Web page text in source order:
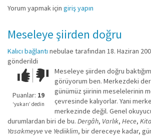
Yorum yapmak için giriş yapın
Meseleye şiirden doğru
Kalıcı bağlantı nebulae tarafından 18. Haziran
gönderildi
Çok iyi!O
kadar
iyi
değil!
Puanlar: 19
‘yukarı’ dedin
Meseleye şiirden doğru
görüyorum ben. Merkezdeki
günümüz şiirinin meselelerinin
çevresinde kalıyorlar. Yani
merkezinde değil. Genel
durumlardan biri de bu. Dergâh, Varlık, Hece,
Yasakmeyveve Yediiklim, bir dereceye kadar,